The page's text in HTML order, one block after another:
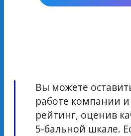
Вы можете
работе компании и
рейтинг, оценив
5-бальной шкале.